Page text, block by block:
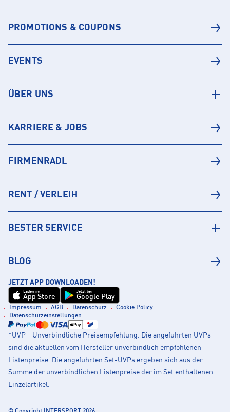
PROMOTIONS & COUPONS
EVENTS
ÜBER UNS
KARRIERE & JOBS
FIRMENRADL
RENT / VERLEIH
BESTER SERVICE
BLOG
JETZT APP DOWNLOADEN!
Laden im
App Store
Jetzt bei
Google Play
Impressum AGB Datenschutz
Cookie Policy
Datenschutzeinstellungen
*UVP = Unverbindliche Preisempfehlung. Die angeführten UVPs
sind die aktuellen vom Hersteller unverbindlich empfohlenen
Listenpreise. Die angeführten Set-UVPs ergeben sich aus der
Summe der unverbindlichen Listenpreise der im Set enthaltenen
Einzelartikel.